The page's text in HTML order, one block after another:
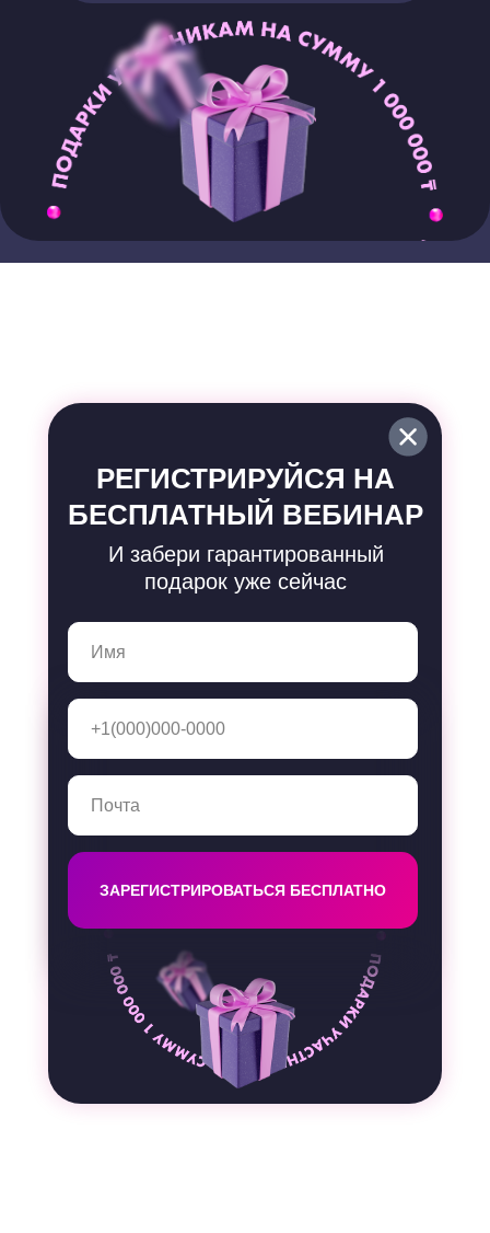
РЕГИСТРИРУЙСЯ НА
БЕСПЛАТНЫЙ ВЕБИНАР
И забери гарантированный
подарок уже сейчас
ЗАРЕГИСТРИРОВАТЬСЯ БЕСПЛАТНО